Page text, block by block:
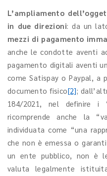
L’ampliamento
in due direzioni: da un
mezzi di pagamento
anche le condotte aventi
pagamento digitali aventi
come Satispay o Paypal, a
documento fisico[2];
184/2021, nel definire i
ricomprende anche la
individuata come “una
che non è emessa o
un ente pubblico, non è
valuta legalmente